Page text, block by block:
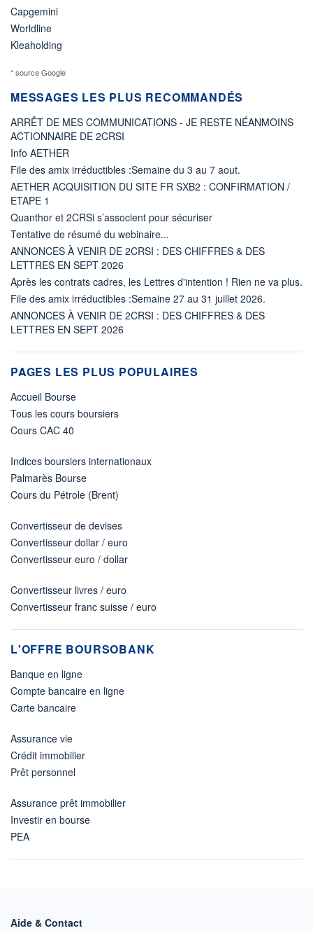
Capgemini
Worldline
Kleaholding
* source Google
MESSAGES LES PLUS RECOMMANDÉS
ARRÊT DE MES COMMUNICATIONS - JE RESTE NÉANMOINS
ACTIONNAIRE DE 2CRSI
Info AETHER
File des amix irréductibles :Semaine du 3 au 7 aout.
AETHER ACQUISITION DU SITE FR SXB2 : CONFIRMATION /
ETAPE 1
Quanthor et 2CRSi s’associent pour sécuriser
Tentative de résumé du webinaire...
ANNONCES À VENIR DE 2CRSI : DES CHIFFRES & DES
LETTRES EN SEPT 2026
Après les contrats cadres, les Lettres d'intention ! Rien ne va plus.
File des amix irréductibles :Semaine 27 au 31 juillet 2026.
ANNONCES À VENIR DE 2CRSI : DES CHIFFRES & DES
LETTRES EN SEPT 2026
PAGES LES PLUS POPULAIRES
Accueil Bourse
Tous les cours boursiers
Cours CAC 40
Indices boursiers internationaux
Palmarès Bourse
Cours du Pétrole (Brent)
Convertisseur de devises
Convertisseur dollar / euro
Convertisseur euro / dollar
Convertisseur livres / euro
Convertisseur franc suisse / euro
L'OFFRE BOURSOBANK
Banque en ligne
Compte bancaire en ligne
Carte bancaire
Assurance vie
Crédit immobilier
Prêt personnel
Assurance prêt immobilier
Investir en bourse
PEA
Aide & Contact